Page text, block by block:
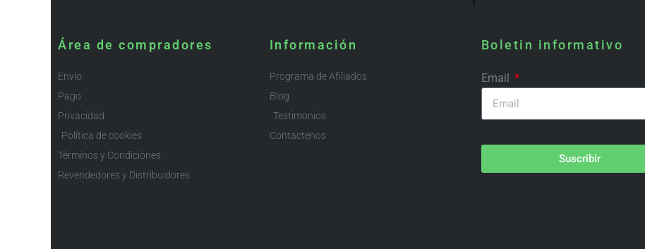
Área de compradores
Envío
Pago
Privacidad
Política de cookies
Términos y Condiciones
Revendedores y Distribuidores
Información
Programa de Afiliados
Blog
Testimonios
Contactenos
Boletin informativo
Email
Suscribir